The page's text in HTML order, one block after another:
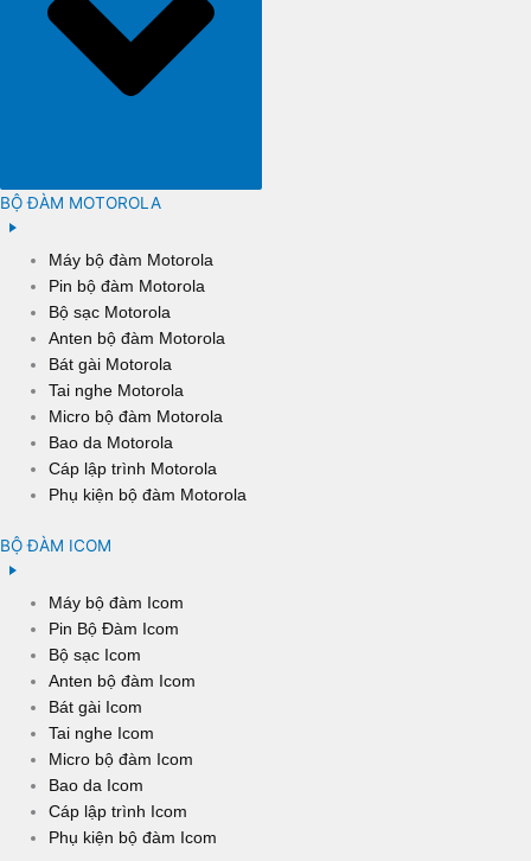
BỘ ĐÀM MOTOROLA
Máy bộ đàm Motorola
Pin bộ đàm Motorola
Bộ sạc Motorola
Anten bộ đàm Motorola
Bát gài Motorola
Tai nghe Motorola
Micro bộ đàm Motorola
Bao da Motorola
Cáp lập trình Motorola
Phụ kiện bộ đàm Motorola
BỘ ĐÀM ICOM
Máy bộ đàm Icom
Pin Bộ Đàm Icom
Bộ sạc Icom
Anten bộ đàm Icom
Bát gài Icom
Tai nghe Icom
Micro bộ đàm Icom
Bao da Icom
Cáp lập trình Icom
Phụ kiện bộ đàm Icom